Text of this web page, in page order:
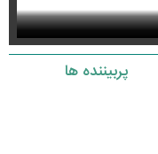
پربیننده ها